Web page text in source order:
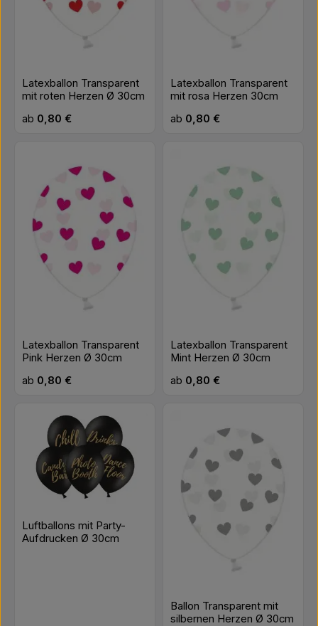
Latexballon Transparent
mit roten Herzen Ø 30cm
Regulärer Preis:
ab 0,80 €
Latexballon Transparent
mit rosa Herzen 30cm
Regulärer Preis:
ab 0,80 €
Latexballon Transparent
Pink Herzen Ø 30cm
Regulärer Preis:
ab 0,80 €
Latexballon Transparent
Mint Herzen Ø 30cm
Regulärer Preis:
ab 0,80 €
Luftballons mit Party-
Aufdrucken Ø 30cm
Ballon Transparent mit
silbernen Herzen Ø 30cm